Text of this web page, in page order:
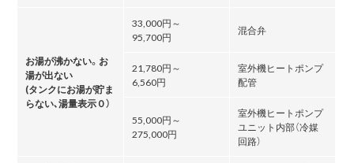
お湯が沸かない。お
湯が出ない
(タンクにお湯が貯ま
らない､湯量表示０）
33,000円～
95,700円
混合弁
21,780円～
6,560円
室外機ヒートポンプ
配管
55,000円～
275,000円
室外機ヒートポンプ
ユニット内部（冷媒
回路）